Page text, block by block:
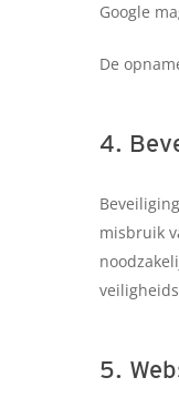
Google
De
4.
misbruik
5.